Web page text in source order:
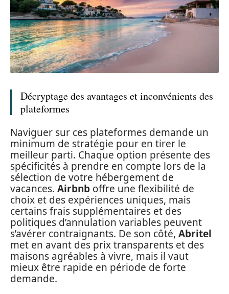
Décryptage des avantages et inconvénients des
plateformes
Naviguer sur ces plateformes demande un
minimum de stratégie pour en tirer le
meilleur parti. Chaque option présente des
spécificités à prendre en compte lors de la
sélection de votre hébergement de
vacances. Airbnb offre une flexibilité de
choix et des expériences uniques, mais
certains frais supplémentaires et des
politiques d’annulation variables peuvent
s’avérer contraignants. De son côté, Abritel
met en avant des prix transparents et des
maisons agréables à vivre, mais il vaut
mieux être rapide en période de forte
demande.